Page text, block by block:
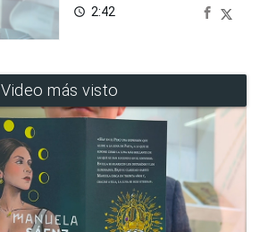
access_time 2:42
Video más visto